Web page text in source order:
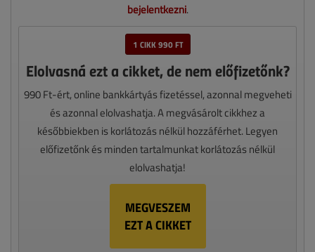
bejelentkezni.
1 CIKK 990 FT
Elolvasná ezt a cikket, de nem előfizetőnk?
990 Ft-ért, online bankkártyás fizetéssel, azonnal megveheti
és azonnal elolvashatja. A megvásárolt cikkhez a
későbbiekben is korlátozás nélkül hozzáférhet. Legyen
előfizetőnk és minden tartalmunkat korlátozás nélkül
elolvashatja!
MEGVESZEM
EZT A CIKKET